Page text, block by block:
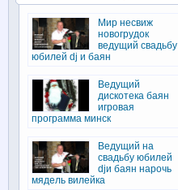
Мир несвиж
новогрудок
ведущий свадьбу
юбилей dj и баян
Ведущий
дискотека баян
игровая
программа минск
Ведущий на
свадьбу юбилей
djи баян нарочь
мядель вилейка